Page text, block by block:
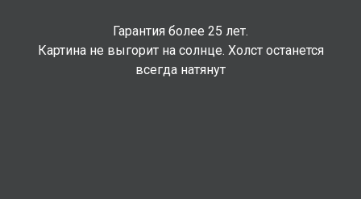
Гарантия более 25 лет.
Картина не выгорит на солнце. Холст останется
всегда натянут